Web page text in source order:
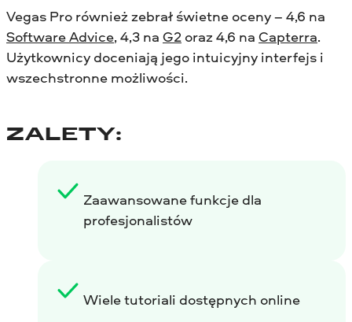
Vegas Pro również zebrał świetne oceny – 4,6 na
Software Advice, 4,3 na G2 oraz 4,6 na Capterra.
Użytkownicy doceniają jego intuicyjny interfejs i
wszechstronne możliwości.
ZALETY:
Zaawansowane funkcje dla
profesjonalistów
Wiele tutoriali dostępnych online